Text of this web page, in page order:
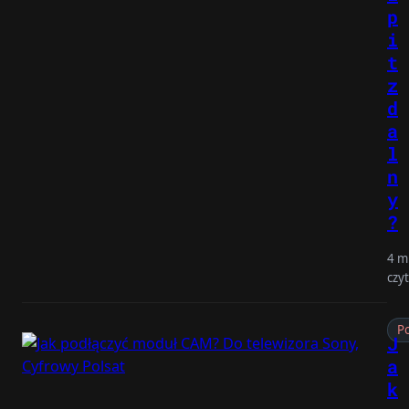
p
i
t
z
d
a
l
n
y
?
4
J
a
k